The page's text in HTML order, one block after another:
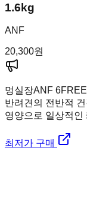
1.6kg
ANF
20,300원
멍실장ANF
반려견의 전반적
영양으로 일상적인
최저가 구매